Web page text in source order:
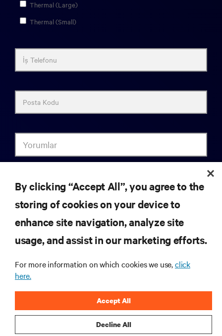
Thermal (Large)
Thermal (Small)
İş Telefonu
Posta Kodu
Yorumlar
gizlilik bildirimi onayı
Kişisel verilerin işlenmesiyle ilgili bugizlilik bildirimini
alıp okudum ve şunlara izin veriyorum:
teklifler ve ürün lansmanları hakkında e-posta
gönder
By clicking “Accept All”, you agree to the
storing of cookies on your device to
enhance site navigation, analyze site
usage, and assist in our marketing efforts.
For more information on which cookies we use,click
here.
Decline All
Accept All